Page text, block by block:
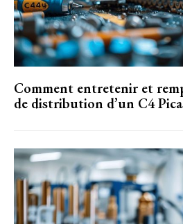
Comment entretenir et
de distribution d’un C4